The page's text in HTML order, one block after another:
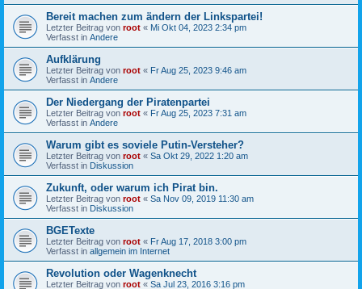
Bereit machen zum ändern der Linkspartei!
Letzter Beitrag von root « Mi Okt 04, 2023 2:34 pm
Verfasst in Andere
Aufklärung
Letzter Beitrag von root « Fr Aug 25, 2023 9:46 am
Verfasst in Andere
Der Niedergang der Piratenpartei
Letzter Beitrag von root « Fr Aug 25, 2023 7:31 am
Verfasst in Andere
Warum gibt es soviele Putin-Versteher?
Letzter Beitrag von root « Sa Okt 29, 2022 1:20 am
Verfasst in Diskussion
Zukunft, oder warum ich Pirat bin.
Letzter Beitrag von root « Sa Nov 09, 2019 11:30 am
Verfasst in Diskussion
BGETexte
Letzter Beitrag von root « Fr Aug 17, 2018 3:00 pm
Verfasst in allgemein im Internet
Revolution oder Wagenknecht
Letzter Beitrag von root « Sa Jul 23, 2016 3:16 pm